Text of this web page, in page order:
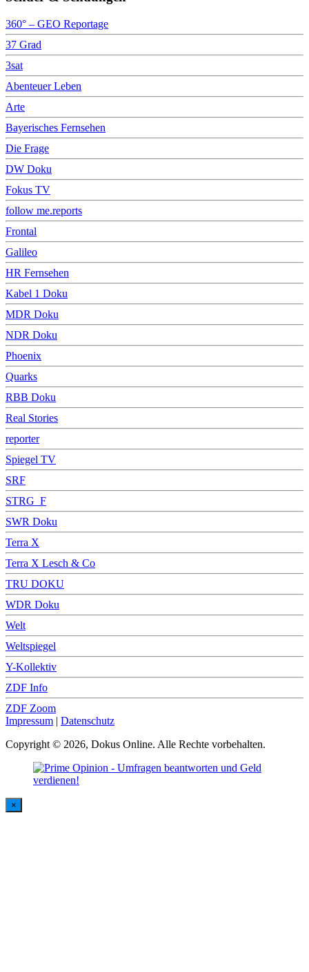
360° – GEO Reportage
37 Grad
3sat
Abenteuer Leben
Arte
Bayerisches Fernsehen
Die Frage
DW Doku
Fokus TV
follow me.reports
Frontal
Galileo
HR Fernsehen
Kabel 1 Doku
MDR Doku
NDR Doku
Phoenix
Quarks
RBB Doku
Real Stories
reporter
Spiegel TV
SRF
STRG_F
SWR Doku
Terra X
Terra X Lesch & Co
TRU DOKU
WDR Doku
Welt
Weltspiegel
Y-Kollektiv
ZDF Info
ZDF Zoom
Impressum | Datenschutz
Copyright © 2026, Dokus Online. Alle Rechte vorbehalten.
×